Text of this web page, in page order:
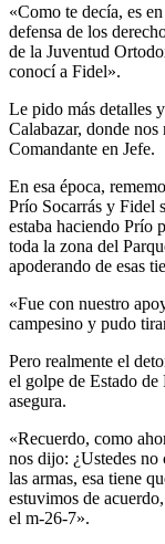
«Como te decía, es
defensa de los
de la Juventud
conocí a Fidel».
Le pido más detalles
Calabazar, donde
Comandante en Jefe.
En esa época,
Prío Socarrás y Fidel
estaba haciendo Prío
toda la zona del
apoderando de esas
«Fue con nuestro
campesino y pudo
Pero realmente el
el golpe de Estado
asegura.
«Recuerdo, como
nos dijo: ¿Ustedes
las armas, esa tiene
estuvimos de
el m-26-7».